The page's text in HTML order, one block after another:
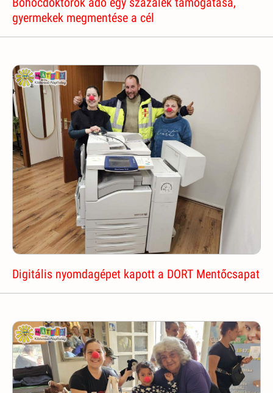
gyermekek megmentése a cél
Digitális nyomdagépet kapott a DORT Mentőcsapat